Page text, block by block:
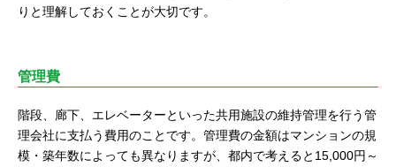
りと理解しておくことが大切です。
管理費
階段、廊下、エレベーターといった共用施設の維持管理を行う管
理会社に支払う費用のことです。管理費の金額はマンションの規
模・築年数によっても異なりますが、都内で考えると15,000円～